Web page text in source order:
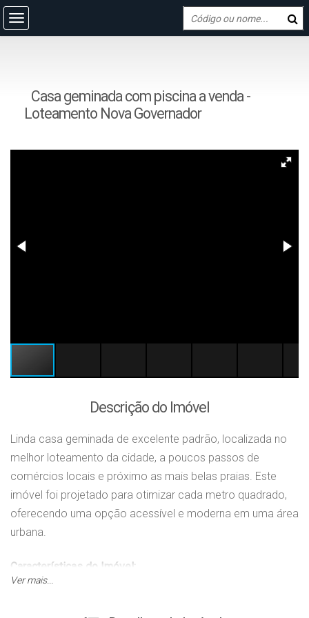
Casa geminada com piscina a venda -
Loteamento Nova Governador
Descrição do Imóvel
Linda casa geminada de excelente padrão, localizada no
melhor loteamento da cidade, a poucos passos de
comércios locais e próximo as mais belas praias. Este
imóvel foi projetado para otimizar cada metro quadrado,
oferecendo uma opção acessível e moderna em uma área
urbana.
Características do Imóvel:
Ver mais...